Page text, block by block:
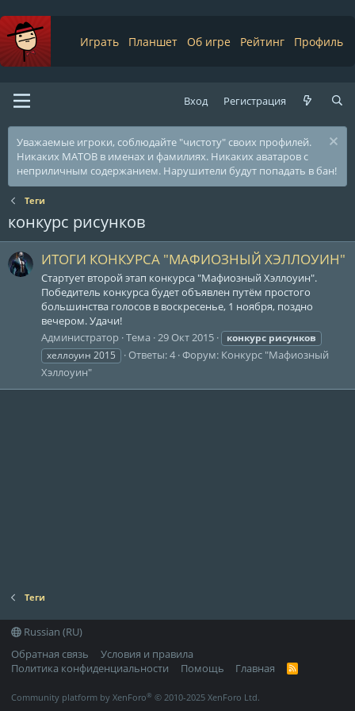
Играть Планшет Об игре Рейтинг Профиль
Вход Регистрация
Уважаемые игроки, соблюдайте "чистоту" своих профилей.
Никаких МАТОВ в именах и фамилиях. Никаких аватаров с
неприличным содержанием. Нарушители будут попадать в бан!
Теги
конкурс рисунков
ИТОГИ КОНКУРСА "МАФИОЗНЫЙ ХЭЛЛОУИН"
Стартует второй этап конкурса "Мафиозный Хэллоуин".
Победитель конкурса будет объявлен путём простого
большинства голосов в воскресенье, 1 ноября, поздно
вечером. Удачи!
Администратор Тема 29 Окт 2015 конкурс рисунков
хеллоуин 2015
Ответы: 4 Форум: Конкурс "Мафиозный
Хэллоуин"
Теги
Russian (RU)
Обратная связь
Условия и правила
Политика конфиденциальности
Помощь Главная
R
Community platform by XenForo® © 2010-2025 XenForo Ltd.